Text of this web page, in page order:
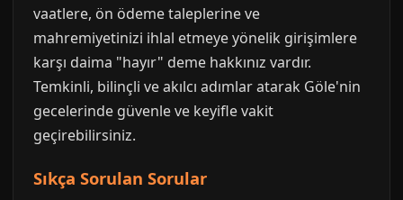
vaatlere, ön ödeme taleplerine ve
mahremiyetinizi ihlal etmeye yönelik girişimlere
karşı daima "hayır" deme hakkınız vardır.
Temkinli, bilinçli ve akılcı adımlar atarak Göle'nin
gecelerinde güvenle ve keyifle vakit
geçirebilirsiniz.
Sıkça Sorulan Sorular